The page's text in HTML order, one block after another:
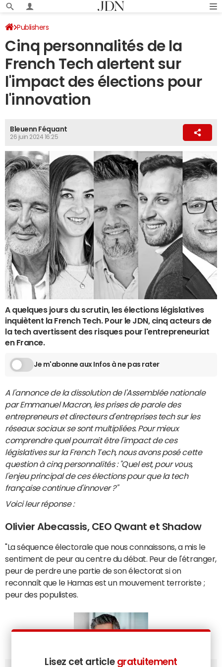
Publishers
Cinq personnalités de la
French Tech alertent sur
l'impact des élections pour
l'innovation
Bleuenn Féquant
26 juin 2024 16:25
A quelques jours du scrutin, les élections législatives
inquiètent la French Tech. Pour le JDN, cinq acteurs de
la tech avertissent des risques pour l'entrepreneuriat
en France.
Je m'abonne aux Infos à ne pas rater
A l'annonce de la dissolution de l'Assemblée nationale
par Emmanuel Macron, les prises de parole des
entrepreneurs et directeurs d'entreprises tech sur les
réseaux sociaux se sont multipliées. Pour mieux
comprendre quel pourrait être l'impact de ces
législatives sur la French Tech, nous avons posé cette
question à cinq personnalités : "Quel est, pour vous,
l'enjeu principal de ces élections pour que la tech
française continue d'innover ?"
Voici leur réponse :
Olivier Abecassis, CEO Qwant et Shadow
"La séquence électorale que nous connaissons, a mis le
sentiment de peur au centre du débat. Peur de l'étranger,
peur de perdre une partie de son électorat si on
reconnaît que le Hamas est un mouvement terroriste ;
peur des populistes.
Lisez cet article gratuitement